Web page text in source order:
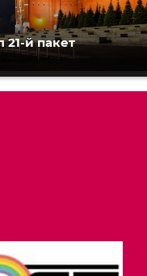
21-й пакет